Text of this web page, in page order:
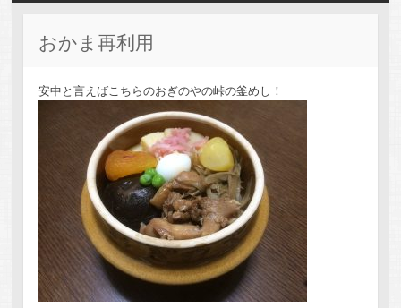
おかま再利用
安中と言えばこちらのおぎのやの峠の釜めし！